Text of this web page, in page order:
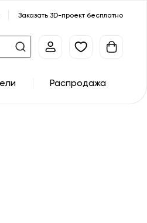
Заказать 3D-проект бесплатно
Распродажа